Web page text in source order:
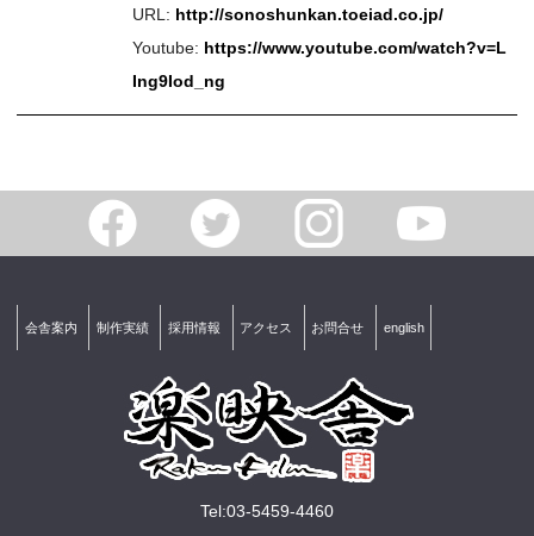
URL: http://sonoshunkan.toeiad.co.jp/
Youtube: https://www.youtube.com/watch?v=L
Ing9Iod_ng
会舎案内 制作実績 採用情報 アクセス お問合せ english
Tel:03-5459-4460